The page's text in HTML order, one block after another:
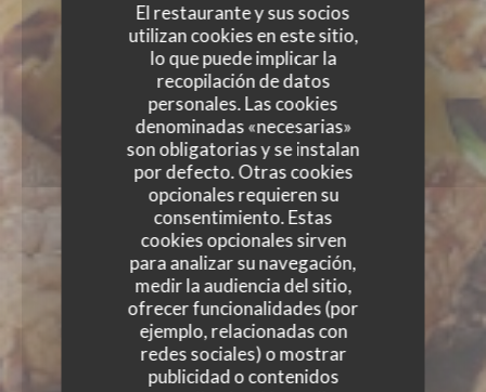
El restaurante y sus socios
utilizan cookies en este sitio,
lo que puede implicar la
recopilación de datos
personales. Las cookies
denominadas «necesarias»
son obligatorias y se instalan
por defecto. Otras cookies
opcionales requieren su
consentimiento. Estas
cookies opcionales sirven
para analizar su navegación,
medir la audiencia del sitio,
ofrecer funcionalidades (por
ejemplo, relacionadas con
redes sociales) o mostrar
publicidad o contenidos